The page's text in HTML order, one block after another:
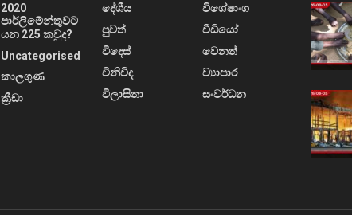
2020
පාර්ලිමේන්තුවට
යන 225 කවුද?
Uncategorised
කාලගුණ
ක්‍රීඩා
දේශීය
පුවත්
විදෙස්
විනිවිද
විලාසිතා
විශේෂාංග
වීඩියෝ
වෙනත්
ව්‍යාපාර
සංවර්ධන